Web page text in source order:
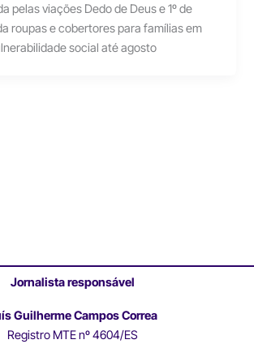
pelas viações Dedo de Deus e 1º de
roupas e cobertores para famílias em
social até agosto
Jornalista responsável
Guilherme Campos Correa
Registro MTE nº 4604/ES